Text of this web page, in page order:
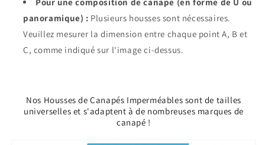
Pour une composition de canapé (en forme de U ou
panoramique) : Plusieurs housses sont nécessaires.
Veuillez mesurer la dimension entre chaque point A, B et
C, comme indiqué sur l'image ci-dessus.
Nos Housses de Canapés Imperméables sont de tailles
universelles et s'adaptent à de nombreuses marques de
canapé !